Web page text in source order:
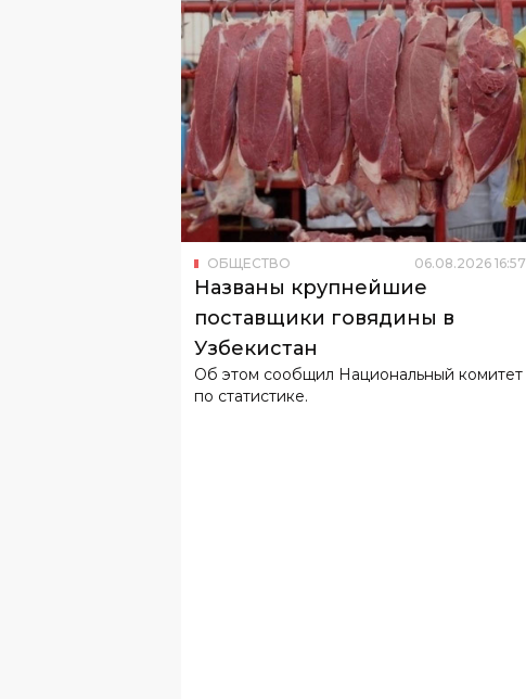
ОБЩЕСТВО 06.08.2026 16:57
Названы крупнейшие
поставщики говядины в
Узбекистан
Об этом сообщил Национальный комитет
по статистике.